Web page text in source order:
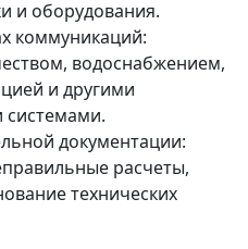
и оборудования.
коммуникаций:
водоснабжением,
и другими
документации:
расчеты,
технических